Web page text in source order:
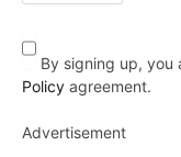
By signing up, you
Policy agreement.
Advertisement